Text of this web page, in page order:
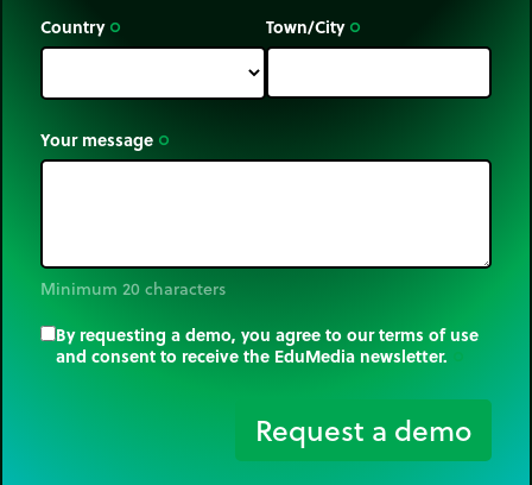
Country trip_origin Town/City trip_origin
Your message trip_origin
Minimum 20 characters
By requesting a demo, you agree to our terms of use
and consent to receive the EduMedia newsletter.
Request a demo